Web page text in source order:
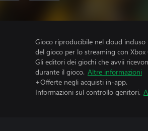
Gioco riproducibile nel cloud incluso
del gioco per lo streaming con Xbox
Gli editori dei giochi che avvii
durante il gioco. Altre informazioni
+Offerte negli acquisti in-app.
Informazioni sul controllo genitori.